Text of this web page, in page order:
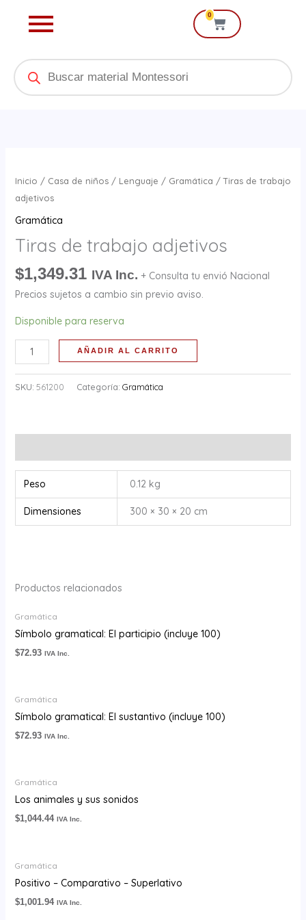
0
Cart
Products
search
Inicio / Casa de niños/ Lenguaje / Gramática / Tiras de trabajo
adjetivos
Gramática
Tiras de trabajo adjetivos
$1,349.31 IVA Inc. + Consulta tu envió Nacional
Precios sujetos a cambio sin previo aviso.
Disponible para reserva
de
trabajo
AÑADIR AL CARRITO
SKU: 561200 Categoría: Gramática
Peso 0.12 kg
Dimensiones 300 × 30 × 20 cm
Productos relacionados
Gramática
Símbolo gramatical: El participio (incluye 100)
$72.93 IVA Inc.
Gramática
Símbolo gramatical: El sustantivo (incluye 100)
$72.93 IVA Inc.
Gramática
Los animales y sus sonidos
$1,044.44 IVA Inc.
Gramática
Positivo – Comparativo – Superlativo
$1,001.94 IVA Inc.